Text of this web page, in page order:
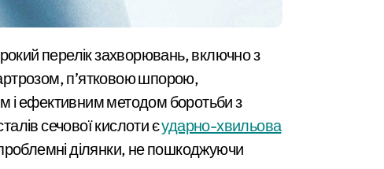
п’ятковою шпорою,
і ефективним методом боротьби з
сечової кислоти єударно-хвильова
ділянки, не пошкоджуючи